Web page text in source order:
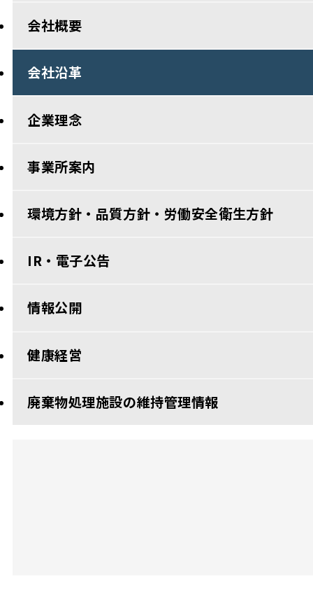
会社概要
会社沿革
企業理念
事業所案内
環境方針・品質方針・労働安全衛生方針
IR・電子公告
情報公開
健康経営
廃棄物処理施設の維持管理情報